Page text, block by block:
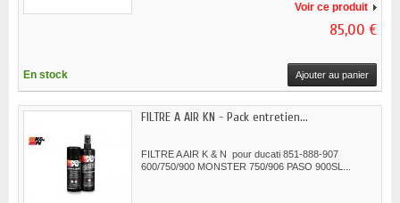
Voir ce produit
85,00 €
En stock Ajouter au panier
FILTRE A AIR KN - Pack entretien...
FILTRE A AIR K & N pour ducati 851-888-907
600/750/900 MONSTER 750/906 PASO 900SL...